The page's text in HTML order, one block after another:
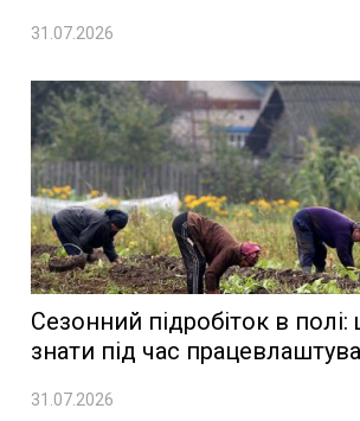
31.07.2026
Сезонний підробіток в
знати під час
31.07.2026